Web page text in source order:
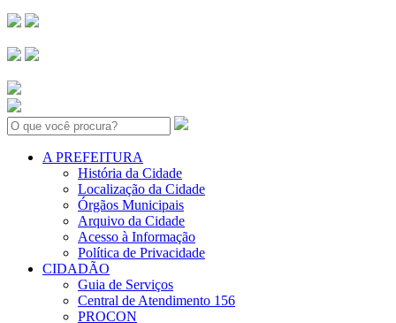
Search:
A PREFEITURA
História da Cidade
Localização da Cidade
Órgãos Municipais
Arquivo da Cidade
Acesso à Informação
Política de Privacidade
CIDADÃO
Guia de Serviços
Central de Atendimento 156
PROCON